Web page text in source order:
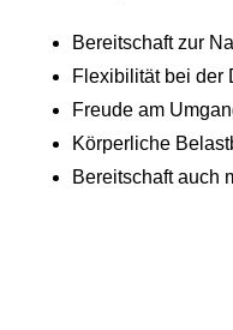
Bereitschaft zur
Flexibilität bei der
Freude am
Körperliche
Bereitschaft auch